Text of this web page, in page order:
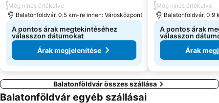
Ünnepi Könyvhét
International Dance Festival
Víztorony
Bábel Kert
/Még nincs értékelve
Balatonföldvár, 0.5 km-re innen: Városközpont
A pontos árak megtekintéséhez
válasszon dátumokat
Árak megjelenítése
/Még nincs értékelve
Balatonföldvár, 0.9
A pontos árak
válasszon
Árak
Balatonföldvár összes szállása
Balatonföldvár egyéb szállásai